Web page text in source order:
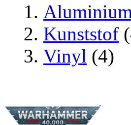
Kunststof
Vinyl (4)